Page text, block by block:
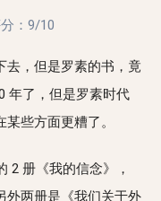
： 9/10
去，但是罗素的书，竟
年了，但是罗素时代
些方面更糟了。
2 册《我的信念》，
外两册是《我们关于外